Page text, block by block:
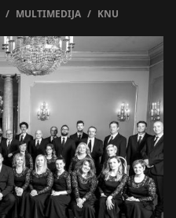
/ MULTIMEDIJA / KNU